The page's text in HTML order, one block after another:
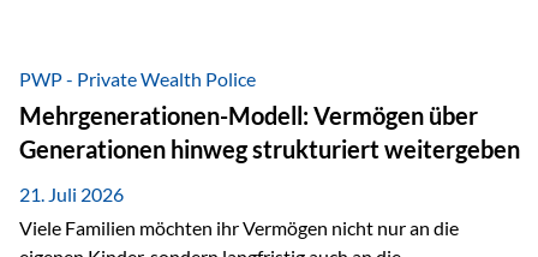
Abwicklung für Vertriebspartner deutlich effizienter
gestaltet. Anträge werden direkt elektronisch übermittelt,
Medienbrüche reduziert und die weitere Bearbeitung
beschleunigt. Ab sofort können auch juristische Personen,
wie Kapitalgesellschaften oder Stiftungen, als
Versicherungsnehmer eingesetzt werden. Damit erweitert
die Vienna-Life die Einsatzmöglichkeiten der Private Wealth
PWP - Private Wealth Police
Mehrgenerationen-Modell: Vermögen über
Generationen hinweg strukturiert weitergeben
21. Juli 2026
Viele Familien möchten ihr Vermögen nicht nur an die